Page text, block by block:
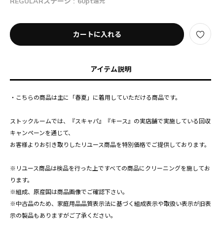
カートに入れる
アイテム説明
・こちらの商品は主に「春夏」に着用していただける商品です。
ストックルームでは、『スキャパ』『キース』の実店舗で実施している回収
キャンペーンを通じて、
お客様よりお引き取りしたリユース商品を特別価格でご提供しております。
※リユース商品は検品を行った上ですべての商品にクリーニングを施してお
ります。
※組成、原産国は商品画像でご確認下さい。
※中古品のため、家庭用品品質表示法に基づく組成表示や取扱い表示が旧表
示の製品もありますがご了承ください。